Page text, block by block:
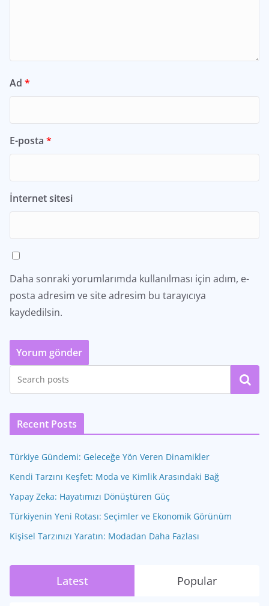
Ad *
E-posta *
İnternet sitesi
Daha sonraki yorumlarımda kullanılması için adım, e-
posta adresim ve site adresim bu tarayıcıya
kaydedilsin.
Ara
Recent Posts
Türkiye Gündemi: Geleceğe Yön Veren Dinamikler
Kendi Tarzını Keşfet: Moda ve Kimlik Arasındaki Bağ
Yapay Zeka: Hayatımızı Dönüştüren Güç
Türkiyenin Yeni Rotası: Seçimler ve Ekonomik Görünüm
Kişisel Tarzınızı Yaratın: Modadan Daha Fazlası
Latest Popular